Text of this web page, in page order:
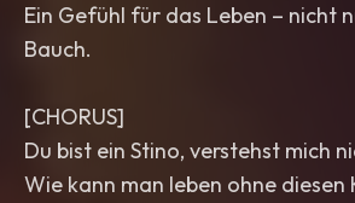
Ein Gefühl für das Leben – nicht
Bauch.
[CHORUS]
Du bist ein Stino, verstehst mich
Wie kann man leben ohne diesen